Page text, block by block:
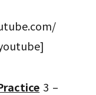
3 –